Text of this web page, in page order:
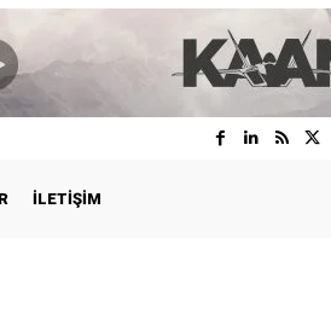
İLETIŞIM